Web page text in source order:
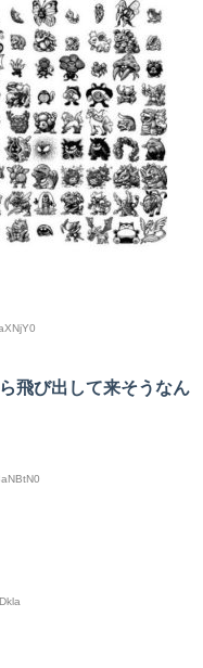
飛び出して来そうなん